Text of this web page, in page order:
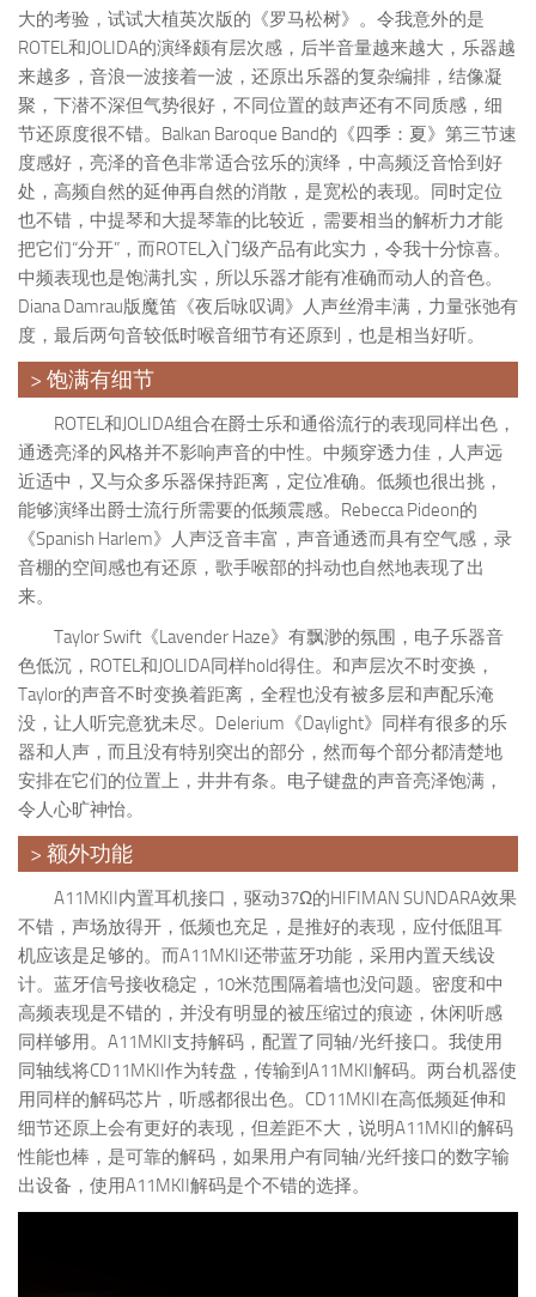
大的考验，试试大植英次版的《罗马松树》。令我意外的是
ROTEL和JOLIDA的演绎颇有层次感，后半音量越来越大，乐器越
来越多，音浪一波接着一波，还原出乐器的复杂编排，结像凝
聚，下潜不深但气势很好，不同位置的鼓声还有不同质感，细
节还原度很不错。Balkan Baroque Band的《四季：夏》第三节速
度感好，亮泽的音色非常适合弦乐的演绎，中高频泛音恰到好
处，高频自然的延伸再自然的消散，是宽松的表现。同时定位
也不错，中提琴和大提琴靠的比较近，需要相当的解析力才能
把它们“分开”，而ROTEL入门级产品有此实力，令我十分惊喜。
中频表现也是饱满扎实，所以乐器才能有准确而动人的音色。
Diana Damrau版魔笛《夜后咏叹调》人声丝滑丰满，力量张弛有
度，最后两句音较低时喉音细节有还原到，也是相当好听。
> 饱满有细节
ROTEL和JOLIDA组合在爵士乐和通俗流行的表现同样出色，
通透亮泽的风格并不影响声音的中性。中频穿透力佳，人声远
近适中，又与众多乐器保持距离，定位准确。低频也很出挑，
能够演绎出爵士流行所需要的低频震感。Rebecca Pideon的
《Spanish Harlem》人声泛音丰富，声音通透而具有空气感，录
音棚的空间感也有还原，歌手喉部的抖动也自然地表现了出
来。
Taylor Swift《Lavender Haze》有飘渺的氛围，电子乐器音
色低沉，ROTEL和JOLIDA同样hold得住。和声层次不时变换，
Taylor的声音不时变换着距离，全程也没有被多层和声配乐淹
没，让人听完意犹未尽。Delerium《Daylight》同样有很多的乐
器和人声，而且没有特别突出的部分，然而每个部分都清楚地
安排在它们的位置上，井井有条。电子键盘的声音亮泽饱满，
令人心旷神怡。
> 额外功能
A11MKII内置耳机接口，驱动37Ω的HIFIMAN SUNDARA效果
不错，声场放得开，低频也充足，是推好的表现，应付低阻耳
机应该是足够的。而A11MKII还带蓝牙功能，采用内置天线设
计。蓝牙信号接收稳定，10米范围隔着墙也没问题。密度和中
高频表现是不错的，并没有明显的被压缩过的痕迹，休闲听感
同样够用。A11MKII支持解码，配置了同轴/光纤接口。我使用
同轴线将CD11MKII作为转盘，传输到A11MKII解码。两台机器使
用同样的解码芯片，听感都很出色。CD11MKII在高低频延伸和
细节还原上会有更好的表现，但差距不大，说明A11MKII的解码
性能也棒，是可靠的解码，如果用户有同轴/光纤接口的数字输
出设备，使用A11MKII解码是个不错的选择。